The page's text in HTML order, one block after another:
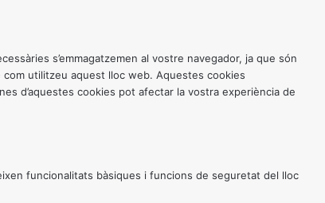
s’emmagatzemen al vostre navegador, ja que són
utilitzeu aquest lloc web. Aquestes cookies
d’aquestes cookies pot afectar la vostra experiència de
funcionalitats bàsiques i funcions de seguretat del lloc